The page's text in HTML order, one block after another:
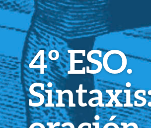
4º ESO.